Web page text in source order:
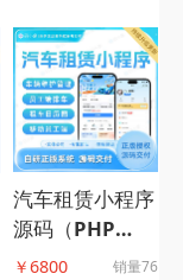
汽车租赁小程序
源码（PHP
版）,租车系
￥6800 销量76